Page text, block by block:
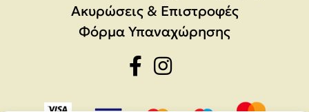
Ακυρώσεις & Επιστροφές
Φόρμα Υπαναχώρησης